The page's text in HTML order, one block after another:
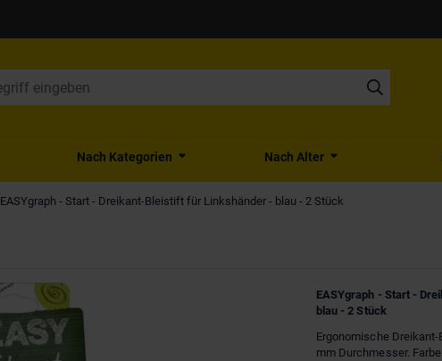
Nach Kategorien Nach Alter
EASYgraph - Start - Dreikant-Bleistift für Linkshänder - blau - 2 Stück
EASYgraph - Start -
blau - 2 Stück
Ergonomische
mm Durchmesser.